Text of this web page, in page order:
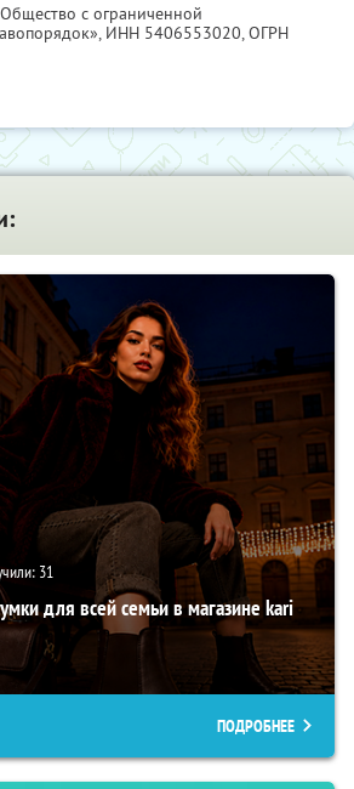
Общество с ограниченной
ИНН 5406553020, ОГРН
31
для всей семьи в магазине kari
ПОДРОБНЕЕ